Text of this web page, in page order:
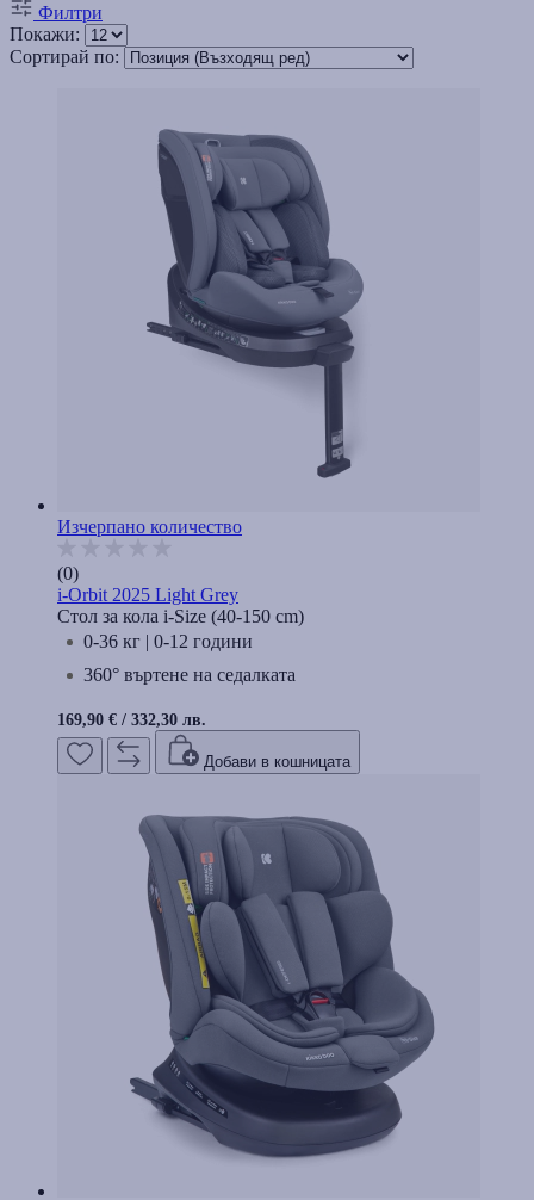
Филтри
Покажи:
Сортирай по:
Изчерпано количество
(0)
i-Orbit 2025 Light Grey
Стол за кола i-Size (40-150 cm)
0-36 кг | 0-12 години
360° въртене на седалката
169,90 € / 332,30 лв.
Добави в кошницата